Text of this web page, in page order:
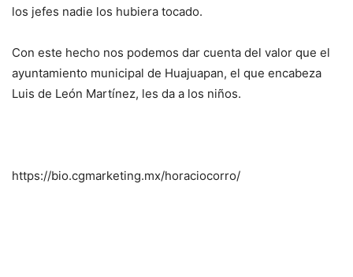
los jefes nadie los hubiera tocado.
Con este hecho nos podemos dar cuenta del valor que el
ayuntamiento municipal de Huajuapan, el que encabeza
Luis de León Martínez, les da a los niños.
https://bio.cgmarketing.mx/horaciocorro/